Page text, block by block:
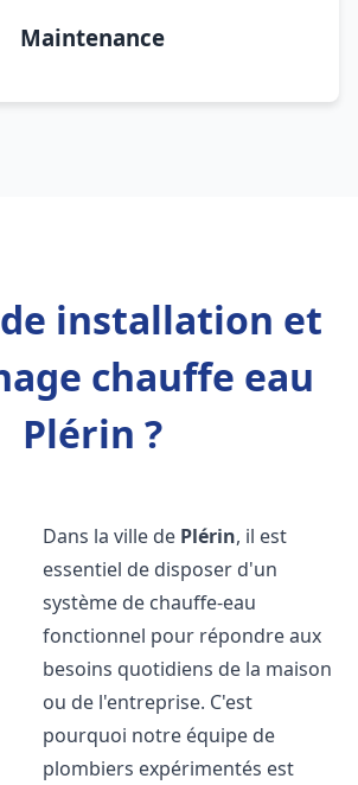
Maintenance
installation et
chauffe eau
Plérin ?
Dans la ville de Plérin, il est
essentiel de disposer d'un
système de chauffe-eau
fonctionnel pour répondre aux
besoins quotidiens de la maison
ou de l'entreprise. C'est
pourquoi notre équipe de
plombiers expérimentés est